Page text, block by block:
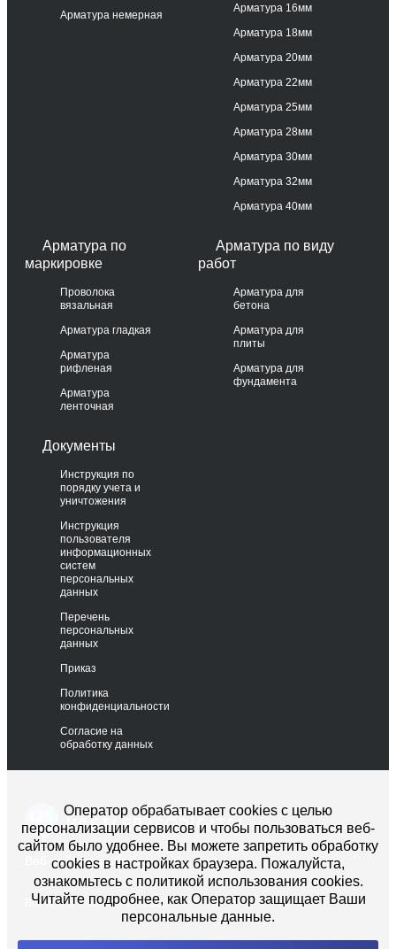
Арматура немерная
Арматура 16мм
Арматура 18мм
Арматура 20мм
Арматура 22мм
Арматура 25мм
Арматура 28мм
Арматура 30мм
Арматура 32мм
Арматура 40мм
Арматура по
маркировке
Проволока
вязальная
Арматура гладкая
Арматура
рифленая
Арматура
ленточная
Арматура по виду
работ
Арматура для
бетона
Арматура для
плиты
Арматура для
фундамента
Документы
Инструкция по
порядку учета и
уничтожения
Инструкция
пользователя
информационных
систем
персональных
данных
Перечень
персональных
данных
Приказ
Политика
конфиденциальности
Согласие на
обработку данных
Веб-сайт разработан
Все права защищены - 2022
Политика конфиденциальности
Оператор обрабатывает cookies с целью
персонализации сервисов и чтобы пользоваться веб-
сайтом было удобнее. Вы можете запретить обработку
cookies в настройках браузера. Пожалуйста,
ознакомьтесь с политикой использования cookies.
Читайте подробнее, как Оператор защищает Ваши
персональные данные.